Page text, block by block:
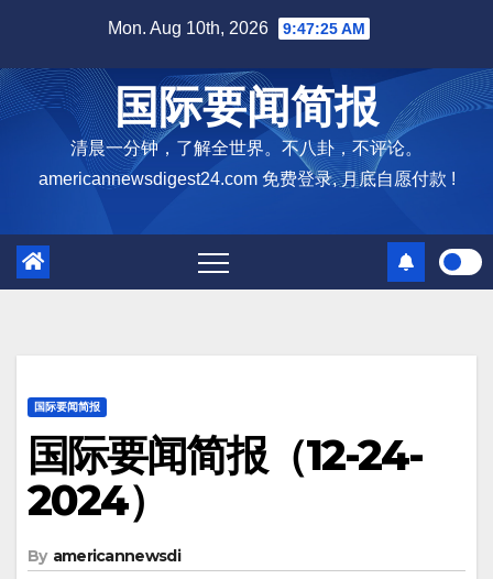
content
Mon. Aug 10th, 2026 9:47:27 AM
国际要闻简报
清晨一分钟，了解全世界。不八卦，不评论。
americannewsdigest24.com 免费登录, 月底自愿付款 !
国际要闻简报
国际要闻简报（12-24-
2024）
By americannewsdi